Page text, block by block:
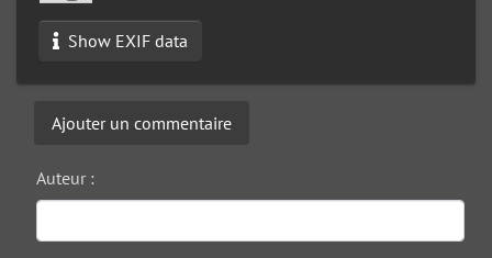
Show EXIF data
Ajouter un commentaire
Auteur :